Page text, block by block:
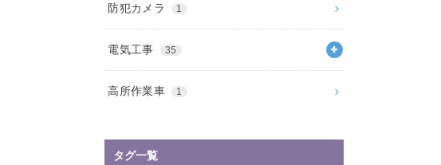
防犯カメラ 1
電気工事 35
高所作業車 1
タグ一覧